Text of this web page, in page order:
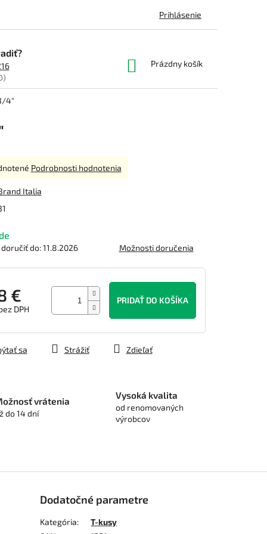
Prihlásenie
NÁKUPNÝ
Prázdny košík
4"
do: 11.8.2026 Možnosti doručenia
€
DPH
PRIDAŤ DO KOŠÍKA
sa Strážiť Zdieľať
Podrobnosti hodnotenia
Italia
vrátenia
do 14 dní
Vysoká kvalita
od renomovaných
výrobcov
Dodatočné parametre
Kategória:
T-kusy